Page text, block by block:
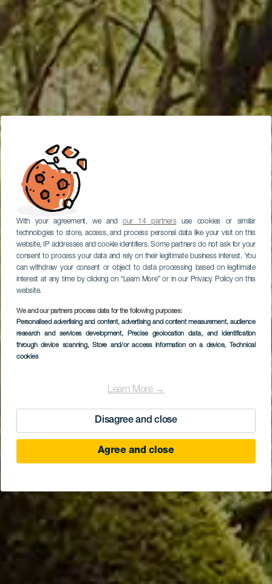
With your agreement, we andour 14 partnersuse cookies or similar
technologies to store, access, and process personal data like your visit on this
website, IP addresses and cookie identifiers. Some partners do not ask for your
consent to process your data and rely on their legitimate business interest. You
can withdraw your consent or object to data processing based on legitimate
interest at any time by clicking on “Learn More” or in our Privacy Policy on this
website.
We and our partners process data for the following purposes:
Personalised advertising and content, advertising and content measurement, audience
research and services development, Precise geolocation data, and identification
through device scanning, Store and/or access information on a device, Technical
cookies
Learn More →
Disagree and close
Agree and close
Parque Nacional de
LA GOMERA